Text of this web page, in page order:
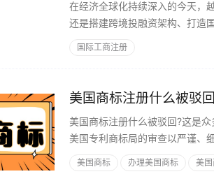
在经济全球化持续深入的今天，
还是搭建跨境投融资架构、打造
国际工商注册
美国商标注册什么被驳
美国商标注册什么被驳回?这是
美国专利商标局的审查以严谨、
美国商标 办理美国商标 美